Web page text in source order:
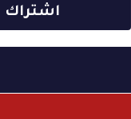
اشتراك